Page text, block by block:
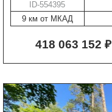
ID-554395
9 км от МКАД
418 063 152 ₽